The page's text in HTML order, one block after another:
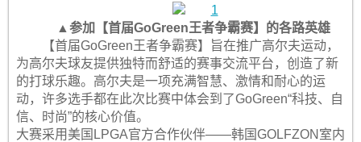
▲参加【首届GoGreen王者争霸赛】的各路英雄
【首届GoGreen王者争霸赛】旨在推广高尔夫运动，
为高尔夫球友提供独特而舒适的赛事交流平台，创造了新
的打球乐趣。高尔夫是一项充满智慧、激情和耐心的运
动，许多选手都在此次比赛中体会到了GoGreen“科技、自
信、时尚”的核心价值。
大赛采用美国LPGA官方合作伙伴——韩国GOLFZON室内